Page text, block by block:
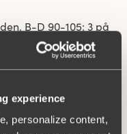
experience
personalize content,
B-D 90-105: 3 på